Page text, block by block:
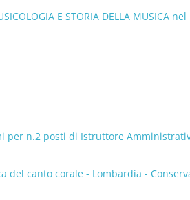
E STORIA DELLA MUSICA nel
per n.2 posti di Istruttore
del canto corale - Lombardia -